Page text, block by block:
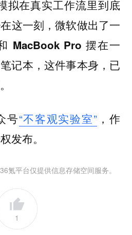
拟在真实工作流里到底
这一刻，微软做出了一
MacBook Pro 摆在一
记本，这件事本身，已
号“不客观实验室”，作
发布。
氪平台仅提供信息存储空间服务。
1